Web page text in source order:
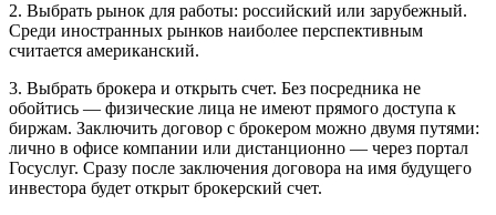
2. Выбрать рынок для работы: российский или зарубежный.
Среди иностранных рынков наиболее перспективным
считается американский.
3. Выбрать брокера и открыть счет. Без посредника не
обойтись — физические лица не имеют прямого доступа к
биржам. Заключить договор с брокером можно двумя путями:
лично в офисе компании или дистанционно — через портал
Госуслуг. Сразу после заключения договора на имя будущего
инвестора будет открыт брокерский счет.